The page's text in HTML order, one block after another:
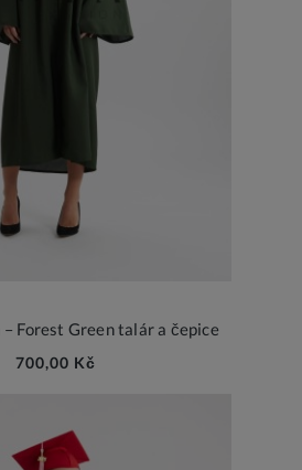
– Forest Green talár a čepice
700,00 Kč